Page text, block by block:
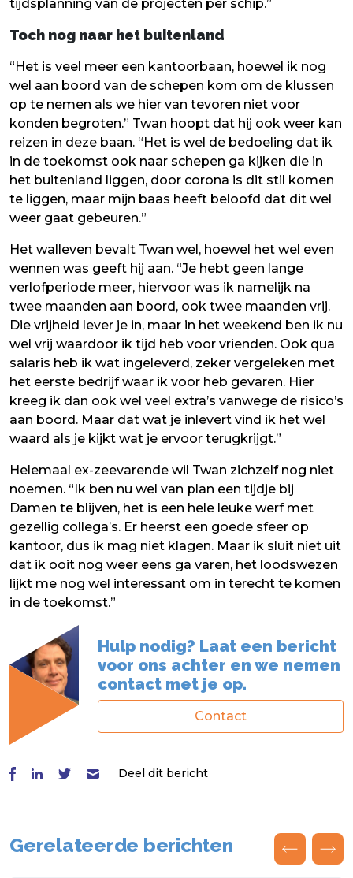
tijdsplanning van de projecten per schip.”
Toch nog naar het buitenland
“Het is veel meer een kantoorbaan, hoewel ik nog
wel aan boord van de schepen kom om de klussen
op te nemen als we hier van tevoren niet voor
konden begroten.” Twan hoopt dat hij ook weer kan
reizen in deze baan. “Het is wel de bedoeling dat ik
in de toekomst ook naar schepen ga kijken die in
het buitenland liggen, door corona is dit stil komen
te liggen, maar mijn baas heeft beloofd dat dit wel
weer gaat gebeuren.”
Het walleven bevalt Twan wel, hoewel het wel even
wennen was geeft hij aan. “Je hebt geen lange
verlofperiode meer, hiervoor was ik namelijk na
twee maanden aan boord, ook twee maanden vrij.
Die vrijheid lever je in, maar in het weekend ben ik nu
wel vrij waardoor ik tijd heb voor vrienden. Ook qua
salaris heb ik wat ingeleverd, zeker vergeleken met
het eerste bedrijf waar ik voor heb gevaren. Hier
kreeg ik dan ook wel veel extra’s vanwege de risico’s
aan boord. Maar dat wat je inlevert vind ik het wel
waard als je kijkt wat je ervoor terugkrijgt.”
Helemaal ex-zeevarende wil Twan zichzelf nog niet
noemen. “Ik ben nu wel van plan een tijdje bij
Damen te blijven, het is een hele leuke werf met
gezellig collega’s. Er heerst een goede sfeer op
kantoor, dus ik mag niet klagen. Maar ik sluit niet uit
dat ik ooit nog weer eens ga varen, het loodswezen
lijkt me nog wel interessant om in terecht te komen
in de toekomst.”
Hulp nodig? Laat een bericht
voor ons achter en we nemen
contact met je op.
Contact
Deel dit bericht
Gerelateerde berichten